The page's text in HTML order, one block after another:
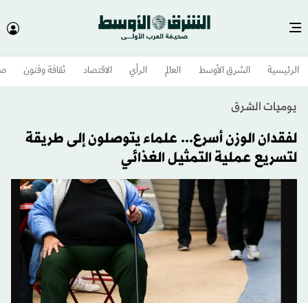
الرئيسية الشرق الأوسط​ العالم الرأي الاقتصاد ثقافة وفنون
يوميات الشرق
لفقدان الوزن أسرع... علماء يتوصلون إلى طريقة
لتسريع عملية التمثيل الغذائي